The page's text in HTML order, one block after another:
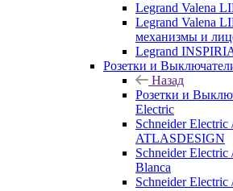
Legrand Valena
Legrand Valena
механизмы и
Legrand
Розетки и
Назад
Розетки и
Electric
Schneider Electric
ATLASDESIGN
Schneider Electric
Blanca
Schneider Electric